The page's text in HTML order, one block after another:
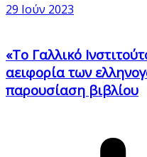
29 Ιούν 2023
«Το Γαλλικό
αειφορία των
παρουσίαση βιβλίου